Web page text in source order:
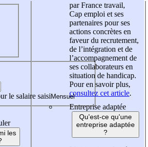
le salaire saisi
les
par France travail,
Cap emploi et ses
partenaires pour ses
actions concrètes en
faveur du recrutement,
de l’intégration et de
l’accompagnement de
ses collaborateurs en
situation de handicap.
Pour en savoir plus,
consultez cet article.
Entreprise adaptée
Qu'est-ce qu'une
entreprise adaptée
?